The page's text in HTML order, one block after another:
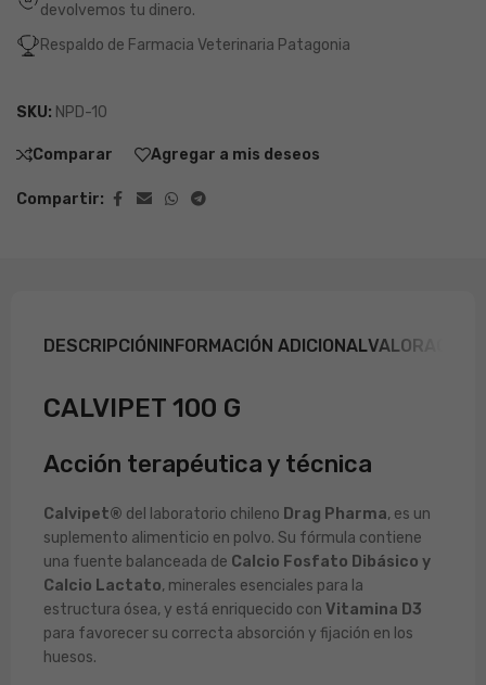
devolvemos tu dinero.
Respaldo de Farmacia Veterinaria Patagonia
SKU: NPD-10
Comparar Agregar a mis deseos
Compartir:
DESCRIPCIÓNINFORMACIÓN ADICIONAL
CALVIPET 100 G
Acción terapéutica y técnica
Calvipet® del laboratorio chileno Drag Pharma, es un
suplemento alimenticio en polvo. Su fórmula contiene
una fuente balanceada de Calcio Fosfato Dibásico y
Calcio Lactato, minerales esenciales para la
estructura ósea, y está enriquecido con Vitamina D3
para favorecer su correcta absorción y fijación en los
huesos.